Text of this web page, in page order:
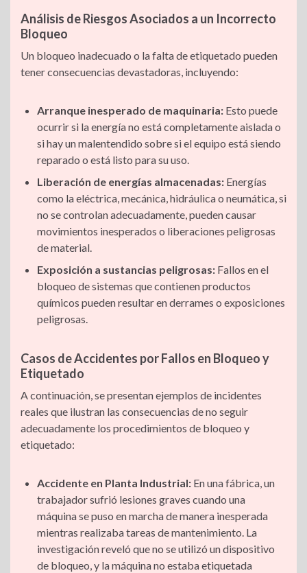
Análisis de Riesgos Asociados a un Incorrecto
Bloqueo
Un bloqueo inadecuado o la falta de etiquetado pueden
tener consecuencias devastadoras, incluyendo:
Arranque inesperado de maquinaria: Esto puede
ocurrir si la energía no está completamente aislada o
si hay un malentendido sobre si el equipo está siendo
reparado o está listo para su uso.
Liberación de energías almacenadas: Energías
como la eléctrica, mecánica, hidráulica o neumática, si
no se controlan adecuadamente, pueden causar
movimientos inesperados o liberaciones peligrosas
de material.
Exposición a sustancias peligrosas: Fallos en el
bloqueo de sistemas que contienen productos
químicos pueden resultar en derrames o exposiciones
peligrosas.
Casos de Accidentes por Fallos en Bloqueo y
Etiquetado
A continuación, se presentan ejemplos de incidentes
reales que ilustran las consecuencias de no seguir
adecuadamente los procedimientos de bloqueo y
etiquetado:
Accidente en Planta Industrial: En una fábrica, un
trabajador sufrió lesiones graves cuando una
máquina se puso en marcha de manera inesperada
mientras realizaba tareas de mantenimiento. La
investigación reveló que no se utilizó un dispositivo
de bloqueo, y la máquina no estaba etiquetada